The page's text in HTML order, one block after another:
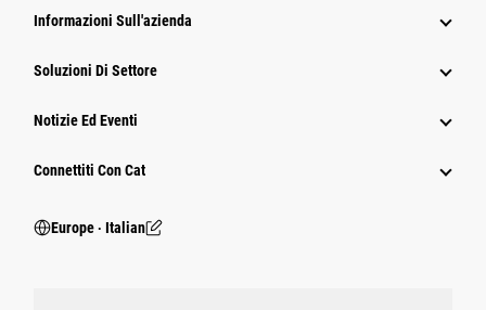
Informazioni Sull'azienda
Soluzioni Di Settore
Notizie Ed Eventi
Connettiti Con Cat
Europe ‧ Italian